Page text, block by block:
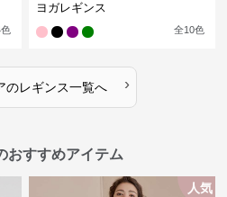
色
ヨガレギンス
全10色
のレギンス一覧へ ›
おすすめアイテム
人気